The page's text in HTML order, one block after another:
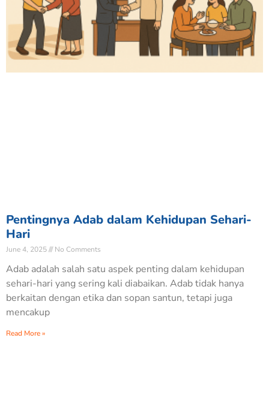
Pentingnya Adab dalam Kehidupan Sehari-
Hari
June 4, 2025 No Comments
Adab adalah salah satu aspek penting dalam kehidupan
sehari-hari yang sering kali diabaikan. Adab tidak hanya
berkaitan dengan etika dan sopan santun, tetapi juga
mencakup
Read More »